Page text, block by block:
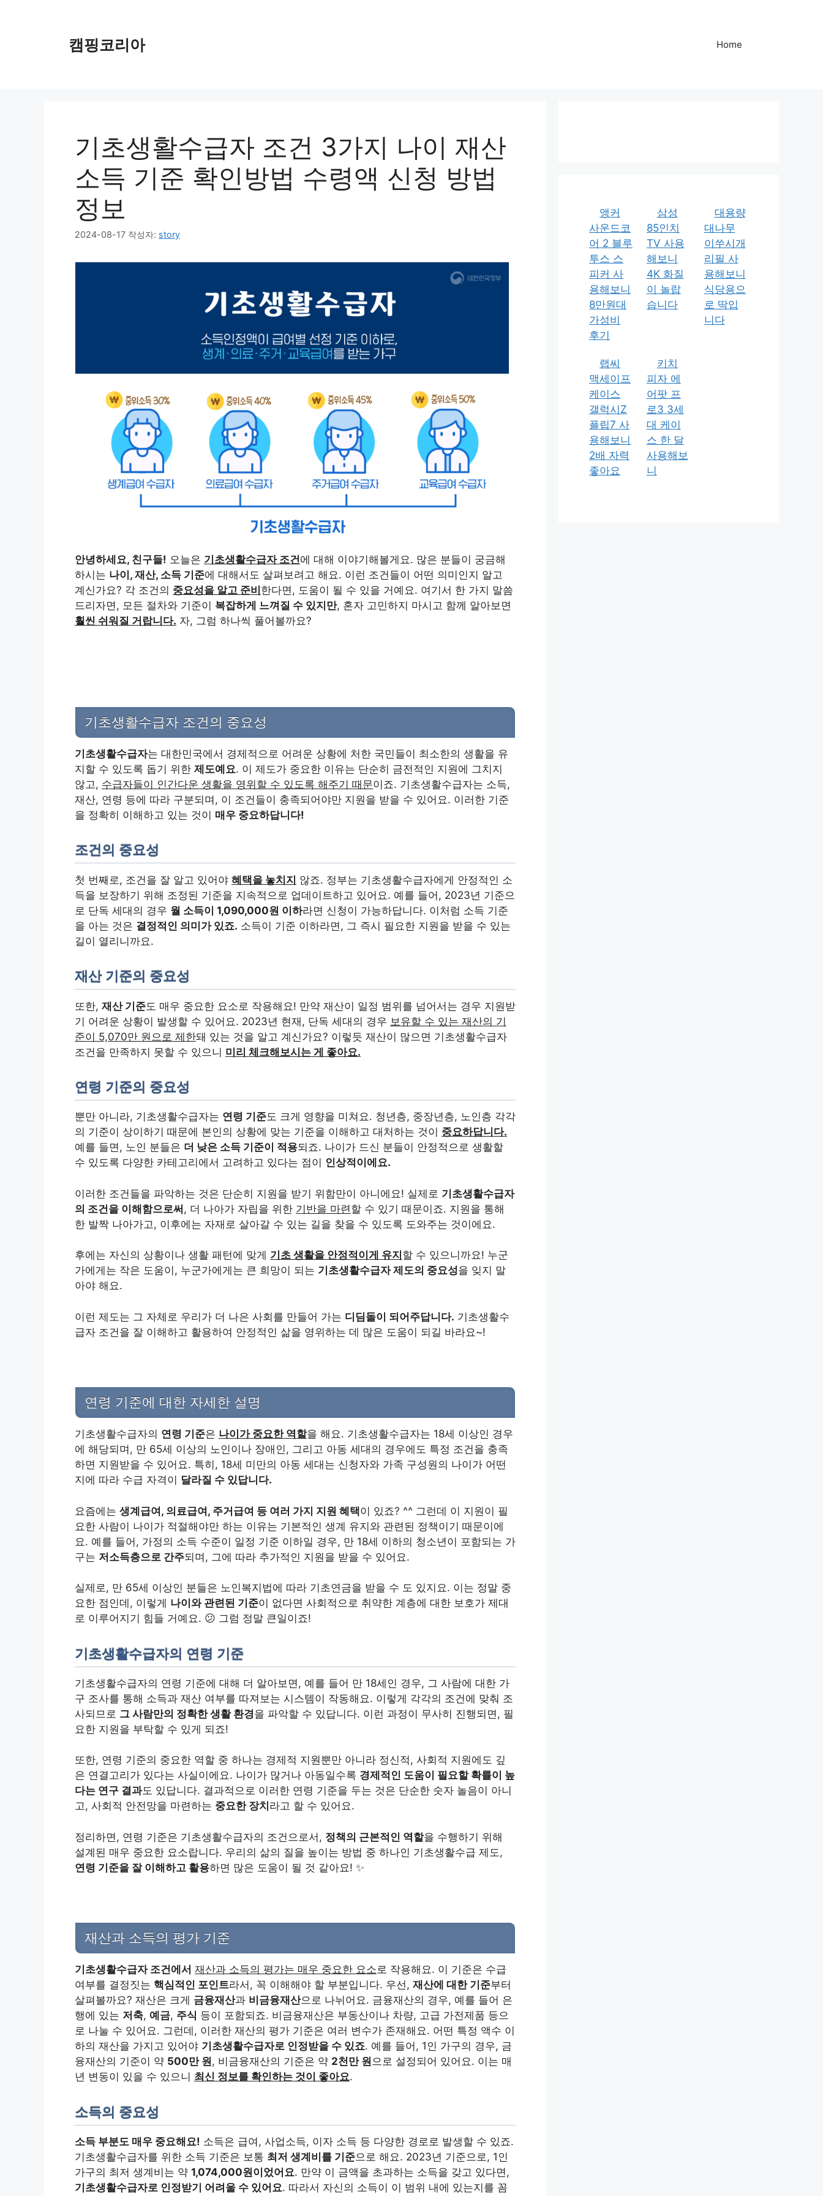
캠핑코리아 Home
기초생활수급자 조건 3가지 나이 재산
소득 기준 확인방법 수령액 신청 방법
정보
2024-08-17 작성자: story
안녕하세요, 친구들! 오늘은 기초생활수급자 조건에 대해 이야기해볼게요. 많은 분들이 궁금해
하시는 나이, 재산, 소득 기준에 대해서도 살펴보려고 해요. 이런 조건들이 어떤 의미인지 알고
계신가요? 각 조건의 중요성을 알고 준비 한다면, 도움이 될 수 있을 거예요. 여기서 한 가지 말씀
드리자면, 모든 절차와 기준이 복잡하게 느껴질 수 있지만, 혼자 고민하지 마시고 함께 알아보면
훨씬 쉬워질 거랍니다. 자, 그럼 하나씩 풀어볼까요?
기초생활수급자 조건의 중요성
기초생활수급자는 대한민국에서 경제적으로 어려운 상황에 처한 국민들이 최소한의 생활을 유
지할 수 있도록 돕기 위한 제도예요. 이 제도가 중요한 이유는 단순히 금전적인 지원에 그치지
않고, 수급자들이 인간다운 생활을 영위할 수 있도록 해주기 때문이죠. 기초생활수급자는 소득,
재산, 연령 등에 따라 구분되며, 이 조건들이 충족되어야만 지원을 받을 수 있어요. 이러한 기준
을 정확히 이해하고 있는 것이 매우 중요하답니다!
조건의 중요성
첫 번째로, 조건을 잘 알고 있어야 혜택을 놓치지 않죠. 정부는 기초생활수급자에게 안정적인 소
득을 보장하기 위해 조정된 기준을 지속적으로 업데이트하고 있어요. 예를 들어, 2023년 기준으
로 단독 세대의 경우 월 소득이 1,090,000원 이하라면 신청이 가능하답니다. 이처럼 소득 기준
을 아는 것은 결정적인 의미가 있죠. 소득이 기준 이하라면, 그 즉시 필요한 지원을 받을 수 있는
길이 열리니까요.
재산 기준의 중요성
또한, 재산 기준도 매우 중요한 요소로 작용해요! 만약 재산이 일정 범위를 넘어서는 경우 지원받
기 어려운 상황이 발생할 수 있어요. 2023년 현재, 단독 세대의 경우 보유할 수 있는 재산의 기
준이 5,070만 원으로 제한돼 있는 것을 알고 계신가요? 이렇듯 재산이 많으면 기초생활수급자
조건을 만족하지 못할 수 있으니 미리 체크해보시는 게 좋아요.
연령 기준의 중요성
뿐만 아니라, 기초생활수급자는 연령 기준도 크게 영향을 미쳐요. 청년층, 중장년층, 노인층 각각
의 기준이 상이하기 때문에 본인의 상황에 맞는 기준을 이해하고 대처하는 것이 중요하답니다.
예를 들면, 노인 분들은 더 낮은 소득 기준이 적용되죠. 나이가 드신 분들이 안정적으로 생활할
수 있도록 다양한 카테고리에서 고려하고 있다는 점이 인상적이에요.
이러한 조건들을 파악하는 것은 단순히 지원을 받기 위함만이 아니에요! 실제로 기초생활수급자
의 조건을 이해함으로써, 더 나아가 자립을 위한 기반을 마련할 수 있기 때문이죠. 지원을 통해
한 발짝 나아가고, 이후에는 자재로 살아갈 수 있는 길을 찾을 수 있도록 도와주는 것이에요.
후에는 자신의 상황이나 생활 패턴에 맞게 기초 생활을 안정적이게 유지 할 수 있으니까요! 누군
가에게는 작은 도움이, 누군가에게는 큰 희망이 되는 기초생활수급자 제도의 중요성을 잊지 말
아야 해요.
이런 제도는 그 자체로 우리가 더 나은 사회를 만들어 가는 디딤돌이 되어주답니다. 기초생활수
급자 조건을 잘 이해하고 활용하여 안정적인 삶을 영위하는 데 많은 도움이 되길 바라요~!
연령 기준에 대한 자세한 설명
기초생활수급자의 연령 기준은 나이가 중요한 역할을 해요. 기초생활수급자는 18세 이상인 경우
에 해당되며, 만 65세 이상의 노인이나 장애인, 그리고 아동 세대의 경우에도 특정 조건을 충족
하면 지원받을 수 있어요. 특히, 18세 미만의 아동 세대는 신청자와 가족 구성원의 나이가 어떤
지에 따라 수급 자격이 달라질 수 있답니다.
요즘에는 생계급여, 의료급여, 주거급여 등 여러 가지 지원 혜택이 있죠? ^^ 그런데 이 지원이 필
요한 사람이 나이가 적절해야만 하는 이유는 기본적인 생계 유지와 관련된 정책이기 때문이에
요. 예를 들어, 가정의 소득 수준이 일정 기준 이하일 경우, 만 18세 이하의 청소년이 포함되는 가
구는 저소득층으로 간주되며, 그에 따라 추가적인 지원을 받을 수 있어요.
실제로, 만 65세 이상인 분들은 노인복지법에 따라 기초연금을 받을 수 도 있지요. 이는 정말 중
요한 점인데, 이렇게 나이와 관련된 기준이 없다면 사회적으로 취약한 계층에 대한 보호가 제대
로 이루어지기 힘들 거예요. 😕 그럼 정말 큰일이죠!
기초생활수급자의 연령 기준
기초생활수급자의 연령 기준에 대해 더 알아보면, 예를 들어 만 18세인 경우, 그 사람에 대한 가
구 조사를 통해 소득과 재산 여부를 따져보는 시스템이 작동해요. 이렇게 각각의 조건에 맞춰 조
사되므로 그 사람만의 정확한 생활 환경을 파악할 수 있답니다. 이런 과정이 무사히 진행되면, 필
요한 지원을 부탁할 수 있게 되죠!
또한, 연령 기준의 중요한 역할 중 하나는 경제적 지원뿐만 아니라 정신적, 사회적 지원에도 깊
은 연결고리가 있다는 사실이에요. 나이가 많거나 아동일수록 경제적인 도움이 필요할 확률이 높
다는 연구 결과도 있답니다. 결과적으로 이러한 연령 기준을 두는 것은 단순한 숫자 놀음이 아니
고, 사회적 안전망을 마련하는 중요한 장치 라고 할 수 있어요.
정리하면, 연령 기준은 기초생활수급자의 조건으로서, 정책의 근본적인 역할을 수행하기 위해
설계된 매우 중요한 요소랍니다. 우리의 삶의 질을 높이는 방법 중 하나인 기초생활수급 제도,
연령 기준을 잘 이해하고 활용하면 많은 도움이 될 것 같아요! ✨
재산과 소득의 평가 기준
기초생활수급자 조건에서 재산과 소득의 평가는 매우 중요한 요소로 작용해요. 이 기준은 수급
여부를 결정짓는 핵심적인 포인트라서, 꼭 이해해야 할 부분입니다. 우선, 재산에 대한 기준부터
살펴볼까요? 재산은 크게 금융재산과 비금융재산으로 나뉘어요. 금융재산의 경우, 예를 들어 은
행에 있는 저축, 예금, 주식 등이 포함되죠. 비금융재산은 부동산이나 차량, 고급 가전제품 등으
로 나눌 수 있어요. 그런데, 이러한 재산의 평가 기준은 여러 변수가 존재해요. 어떤 특정 액수 이
하의 재산을 가지고 있어야 기초생활수급자로 인정받을 수 있죠. 예를 들어, 1인 가구의 경우, 금
융재산의 기준이 약 500만 원, 비금융재산의 기준은 약 2천만 원으로 설정되어 있어요. 이는 매
년 변동이 있을 수 있으니 최신 정보를 확인하는 것이 좋아요.
소득의 중요성
소득 부분도 매우 중요해요! 소득은 급여, 사업소득, 이자 소득 등 다양한 경로로 발생할 수 있죠.
기초생활수급자를 위한 소득 기준은 보통 최저 생계비를 기준으로 해요. 2023년 기준으로, 1인
가구의 최저 생계비는 약 1,074,000원이었어요. 만약 이 금액을 초과하는 소득을 갖고 있다면,
기초생활수급자로 인정받기 어려울 수 있어요. 따라서 자신의 소득이 이 범위 내에 있는지를 꼼
앵커
사운드코
어 2 블루
투스 스
피커 사
용해보니
8만원대
가성비
후기
삼성
85인치
TV 사용
해보니
4K 화질
이 놀랍
습니다
대용량
대나무
이쑤시개
리필 사
용해보니
식당용으
로 딱입
니다
랩씨
맥세이프
케이스
갤럭시Z
플립7 사
용해보니
2배 자력
좋아요
키치
피자 에
어팟 프
로3 3세
대 케이
스 한 달
사용해보
니